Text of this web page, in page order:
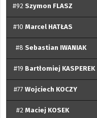
#92 Szymon FLASZ
#10 Marcel HATŁAS
#8 Sebastian IWANIAK
#19 Bartłomiej KASPEREK
#77 Wojciech KOCZY
#2 Maciej KOSEK